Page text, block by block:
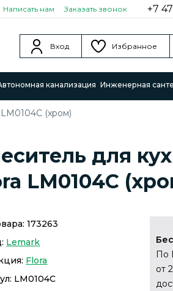
Написать нам Заказать звонок +7
Вход Избранное
канализация Инженерная
(хром)
для
LM0104C
173263
Lemark
Flora
LM0104C
По
от